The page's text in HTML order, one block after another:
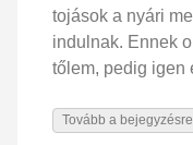
tojások a nyári
indulnak. Ennek
tőlem, pedig igen
Tovább a bejegyzésre